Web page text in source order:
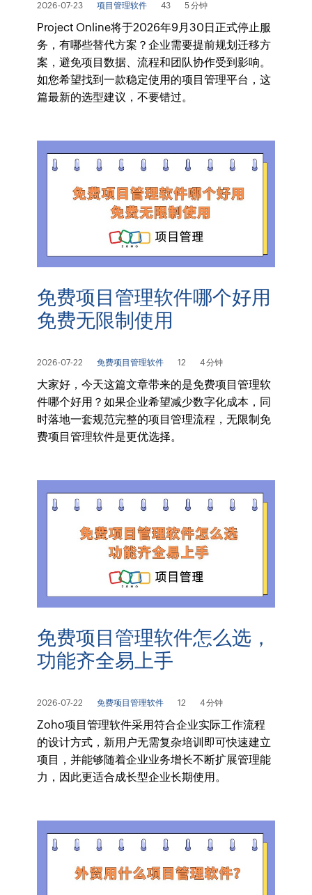
2026-07-23 项目管理软件 43 5 分钟
Project Online将于2026年9月30日正式停止服
务，有哪些替代方案？企业需要提前规划迁移方
案，避免项目数据、流程和团队协作受到影响。
如您希望找到一款稳定使用的项目管理平台，这
篇最新的选型建议，不要错过。
免费项目管理软件哪个好用
免费无限制使用
2026-07-22 免费项目管理软件 12 4 分钟
大家好，今天这篇文章带来的是免费项目管理软
件哪个好用？如果企业希望减少数字化成本，同
时落地一套规范完整的项目管理流程，无限制免
费项目管理软件是更优选择。
免费项目管理软件怎么选，
功能齐全易上手
2026-07-22 免费项目管理软件 12 4 分钟
Zoho项目管理软件采用符合企业实际工作流程
的设计方式，新用户无需复杂培训即可快速建立
项目，并能够随着企业业务增长不断扩展管理能
力，因此更适合成长型企业长期使用。